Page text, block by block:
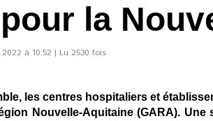
la
à 10:52 | Lu 2530 fois
les centres hospitaliers et
Nouvelle-Aquitaine (GARA).